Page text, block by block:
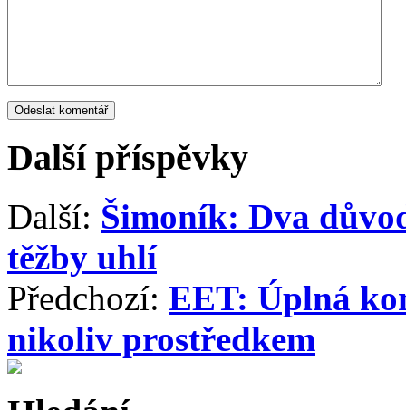
Další příspěvky
Další: Šimoník: Dva
těžby uhlí
Předchozí: EET: Úplná
nikoliv prostředkem